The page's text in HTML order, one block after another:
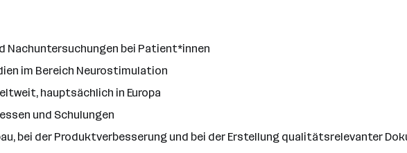
Nachuntersuchungen bei Patient*innen
im Bereich Neurostimulation
hauptsächlich in Europa
und Schulungen
bei der Produktverbesserung und bei der Erstellung qualitätsrelevanter